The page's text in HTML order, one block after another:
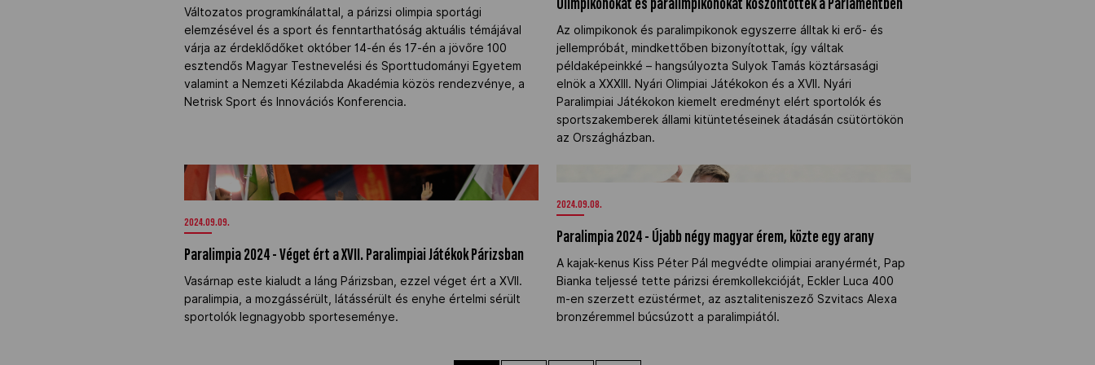
Változatos programkínálattal, a párizsi olimpia sportági
elemzésével és a sport és fenntarthatóság aktuális témájával
várja az érdeklődőket október 14-én és 17-én a jövőre 100
esztendős Magyar Testnevelési és Sporttudományi Egyetem
valamint a Nemzeti Kézilabda Akadémia közös rendezvénye, a
Netrisk Sport és Innovációs Konferencia.
Olimpikonokat és paralimpikonokat köszöntöttek a Parlamentben
Az olimpikonok és paralimpikonok egyszerre álltak ki erő- és
jellempróbát, mindkettőben bizonyítottak, így váltak
példaképeinkké – hangsúlyozta Sulyok Tamás köztársasági
elnök a XXXIII. Nyári Olimpiai Játékokon és a XVII. Nyári
Paralimpiai Játékokon kiemelt eredményt elért sportolók és
sportszakemberek állami kitüntetéseinek átadásán csütörtökön
az Országházban.
Paralimpia 2024 - Véget ért a XVII. Paralimpiai Játékok
Párizsban" />
2024.09.09.
Paralimpia 2024 - Véget ért a XVII. Paralimpiai Játékok Párizsban
Vasárnap este kialudt a láng Párizsban, ezzel véget ért a XVII.
paralimpia, a mozgássérült, látássérült és enyhe értelmi sérült
sportolók legnagyobb sporteseménye.
Paralimpia 2024 - Újabb négy magyar érem, közte egy arany" />
2024.09.08.
Paralimpia 2024 - Újabb négy magyar érem, közte egy arany
A kajak-kenus Kiss Péter Pál megvédte olimpiai aranyérmét, Pap
Bianka teljessé tette párizsi éremkollekcióját, Eckler Luca 400
m-en szerzett ezüstérmet, az asztaliteniszező Szvitacs Alexa
bronzéremmel búcsúzott a paralimpiától.